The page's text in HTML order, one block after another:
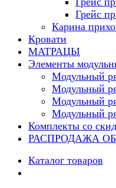
Грейс
Карина
Кровати
МАТРАЦЫ
Элементы
Модульный
Модульный
Модульный
Модульный
Комплекты со
РАСПРОДАЖА
Каталог товаров